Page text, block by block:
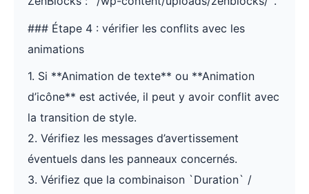
### Étape 4 : vérifier les conflits avec les
animations
1. Si **Animation de texte** ou **Animation
d’icône** est activée, il peut y avoir conflit avec
la transition de style.
2. Vérifiez les messages d’avertissement
éventuels dans les panneaux concernés.
3. Vérifiez que la combinaison `Duration` /